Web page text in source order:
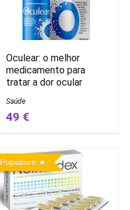
Oculear: o melhor
medicamento para
tratar a dor ocular
Saúde
49 €
Populaire